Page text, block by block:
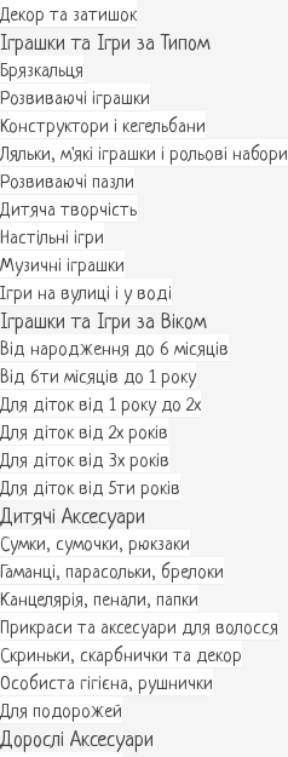
Декор та затишок
Іграшки та Ігри за Типом
Брязкальця
Розвиваючі іграшки
Конструктори і кегельбани
Ляльки, м'які іграшки і рольові набори
Розвиваючі пазли
Дитяча творчість
Настільні ігри
Музичні іграшки
Ігри на вулиці і у воді
Іграшки та Ігри за Віком
Від народження до 6 місяців
Від 6ти місяців до 1 року
Для діток від 1 року до 2х
Для діток від 2х років
Для діток від 3х років
Для діток від 5ти років
Дитячі Аксесуари
Сумки, сумочки, рюкзаки
Гаманці, парасольки, брелоки
Канцелярія, пенали, папки
Прикраси та аксесуари для волосся
Скриньки, скарбнички та декор
Особиста гігієна, рушнички
Для подорожей
Дорослі Аксесуари